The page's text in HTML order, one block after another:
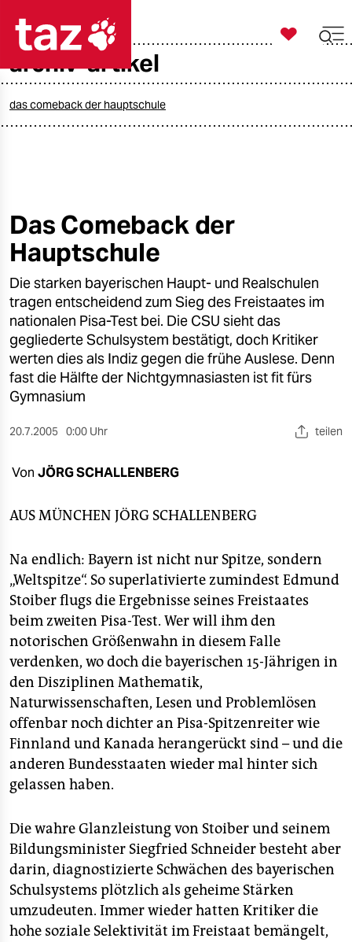
taz zahl ich
öko
gesellschaft
kultur
sport
berlin
nord
wahrheit
verlag
veranstaltungen
shop
fragen & hilfe
unterstützen
abo
genossenschaft
epaper login

taz zahl ich
archiv-artikel
das comeback der hauptschule
Das Comeback der
Hauptschule
Die starken bayerischen Haupt- und Realschulen
tragen entscheidend zum Sieg des Freistaates im
nationalen Pisa-Test bei. Die CSU sieht das
gegliederte Schulsystem bestätigt, doch Kritiker
werten dies als Indiz gegen die frühe Auslese. Denn
fast die Hälfte der Nichtgymnasiasten ist fit fürs
Gymnasium
20.7.2005 0:00 Uhr teilen
Von JÖRG SCHALLENBERG
AUS MÜNCHEN JÖRG SCHALLENBERG
Na endlich: Bayern ist nicht nur Spitze, sondern
„Weltspitze“. So superlativierte zumindest Edmund
Stoiber flugs die Ergebnisse seines Freistaates
beim zweiten Pisa-Test. Wer will ihm den
notorischen Größenwahn in diesem Falle
verdenken, wo doch die bayerischen 15-Jährigen in
den Disziplinen Mathematik,
Naturwissenschaften, Lesen und Problemlösen
offenbar noch dichter an Pisa-Spitzenreiter wie
Finnland und Kanada herangerückt sind – und die
anderen Bundesstaaten wieder mal hinter sich
gelassen haben.
Die wahre Glanzleistung von Stoiber und seinem
Bildungsminister Siegfried Schneider besteht aber
darin, diagnostizierte Schwächen des bayerischen
Schulsystems plötzlich als geheime Stärken
umzudeuten. Immer wieder hatten Kritiker die
hohe soziale Selektivität im Freistaat bemängelt,